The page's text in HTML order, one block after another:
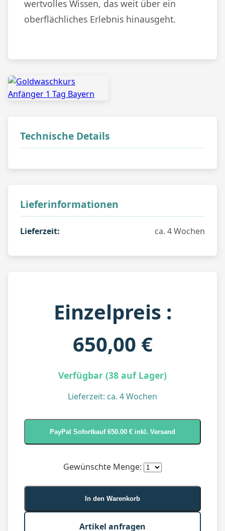
wertvolles Wissen, das weit über ein
oberflächliches Erlebnis hinausgeht.
Technische Details
Lieferinformationen
Lieferzeit: ca. 4 Wochen
Einzelpreis :
650,00 €
Verfügbar (38 auf Lager)
Lieferzeit: ca. 4 Wochen
Gewünschte Menge:
In den Warenkorb
Artikel anfragen